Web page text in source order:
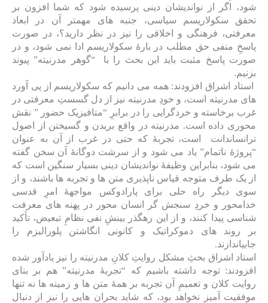
شود، اگر از نواندیشان دینی پرسیده شود که شما افزون بر
تحقق سکولاریسم سیاسی، جنبه های مهمتر آن در ابعاد
معرفتی، فرهنگی و اخلاقی را نیز در نظر دارید؟، در صورت
پاسخِ منفی حق مطلب در بارۀ سکولاریسم ادا نمی شود، و در
صورت پاسخ مثبت باید این بحث را با “گوهر مدرنیته” پیوند
بزنیم.
استاد اشراق افزودند: همه می دانیم که سکولاریسم از پی آورد
های مدرنیته است، و خودِ مدرنیته نیز از دل گسستِ معرفتی در
غرب برخاسته و خردگرایی را در برابرِ “متافیزیک حضور ” نقش
محوری داده است. مدرنیته در واقع بریدن و گسیختن از اصول
ترانساندانت است، تجربۀ که حتی در غرب از آن به عنوان
“پروژۀ ناتمام” یاد می شود و از سرشت دوگانۀ آن سخن گفته
می شود، بنابراین وظیفۀ نواندیشان دینی بسیار سنگین است که
از یک طرف متوجه قیاس ناپذیری متن ها و تجربه ها باشند، و از
سوی دیگر راه حلی برای پارادوکس مواجهۀ امرِ قدسی
خدامحور و خردِ سنجش گر انسان محور در پهنه های معرفت
شناسی پیدا کنند، و از این رهگذر بینشِ نفی نظامِ تبعیض، تأکید
بر روند های دموکراتیک و کانونی انگاشتن پلورالیزم را
جابیاندازند.
استاد اشراق بحثِ مشکل روایتِ کلانِ مدرنیته را نیز یادآور شده
افزودند: توجه داشته باشیم که “تجربۀ مدرنیته” هم بر بنای
روایت کلان و تعمیمِ آن تجربه بر همۀ متن ها و زمینه ها نه تنها
موفقیت آمیز نخواهد بود، که شاید بحران هایی را نیز از دنبال